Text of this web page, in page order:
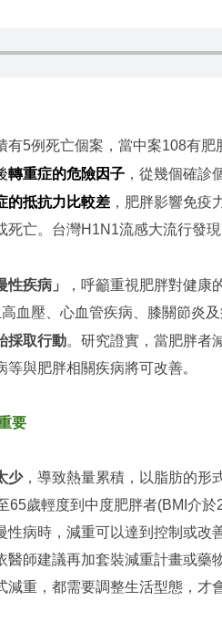
有5例死亡個案，當中案108有
轉重症的危險因子，從幾個確診
的抵抗力比較差，肥胖影響免疫
亡。台灣H1N1流感大流行發現
性疾病」
，呼籲重視肥胖對健
血壓、心血管疾病、膝關節炎
採取行動。研究證實，當肥胖者
等與肥胖相關疾病將可改善。
要
少，導致熱量累積，以脂肪的形
65歲輕度到中度肥胖者(BMI介
性病時，減重可以達到控制或
醫師建議再加套裝減重計畫或
重，都需要調整生活型態，才